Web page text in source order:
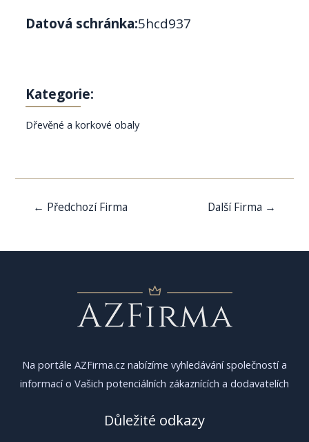
Datová schránka:5hcd937
Kategorie:
Dřevěné a korkové obaly
Navigace
← Předchozí Firma Další Firma →
Na portále AZFirma.cz nabízíme vyhledávání společností a
informací o Vašich potenciálních zákaznících a dodavatelích
Důležité odkazy